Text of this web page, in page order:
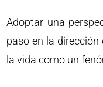
Adoptar una
paso en la
la vida como un